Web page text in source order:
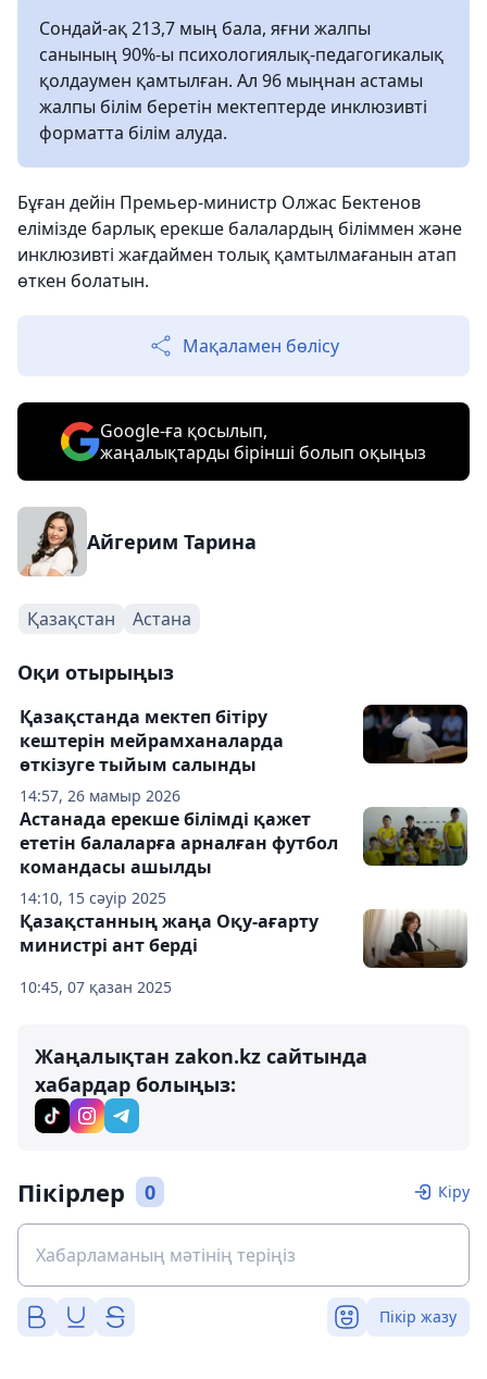
Сондай-ақ 213,7 мың бала, яғни жалпы
санының 90%-ы психологиялық-педагогикалық
қолдаумен қамтылған. Ал 96 мыңнан астамы
жалпы білім беретін мектептерде инклюзивті
форматта білім алуда.
Бұған дейін Премьер-министр Олжас Бектенов
елімізде барлық ерекше балалардың біліммен және
инклюзивті жағдаймен толық қамтылмағанын атап
өткен болатын.
Мақаламен бөлісу
Google-ға қосылып,
жаңалықтарды бірінші болып оқыңыз
Айгерим Тарина
Қазақстан Астана
Оқи отырыңыз
14:57, 26 мамыр 2026
Қазақстанда мектеп бітіру
кештерін мейрамханаларда
өткізуге тыйым салынды
14:10, 15 сәуір 2025
Астанада ерекше білімді қажет
ететін балаларға арналған футбол
командасы ашылды
10:45, 07 қазан 2025
Қазақстанның жаңа Оқу-ағарту
министрі ант берді
Жаңалықтан zakon.kz сайтында
хабардар болыңыз:
Пікірлер 0 Кіру
Пікір жазу